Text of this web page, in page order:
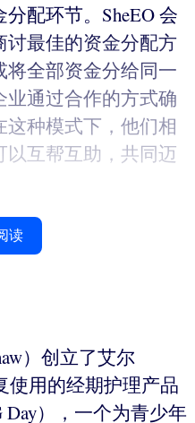
配环节。SheEO 会
最佳的资金分配方
全部资金分给同一
通过合作的方式确
种模式下，他们相
互帮互助，共同迈
读
）创立了艾尔
使用的经期护理产品
），一个为青少年